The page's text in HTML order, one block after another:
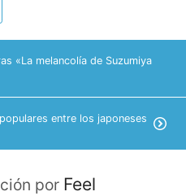
«La melancolía de Suzumiya
entre los japoneses
por Feel